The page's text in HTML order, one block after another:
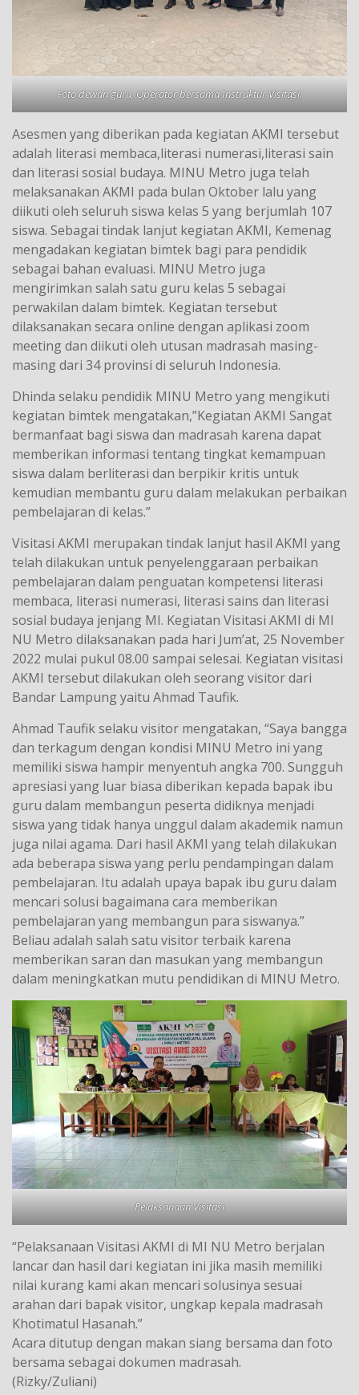
Foto dewan guru, Operator bersama Instruktur Visitasi.
Asesmen yang diberikan pada kegiatan AKMI tersebut
adalah literasi membaca,literasi numerasi,literasi sain
dan literasi sosial budaya. MINU Metro juga telah
melaksanakan AKMI pada bulan Oktober lalu yang
diikuti oleh seluruh siswa kelas 5 yang berjumlah 107
siswa. Sebagai tindak lanjut kegiatan AKMI, Kemenag
mengadakan kegiatan bimtek bagi para pendidik
sebagai bahan evaluasi. MINU Metro juga
mengirimkan salah satu guru kelas 5 sebagai
perwakilan dalam bimtek. Kegiatan tersebut
dilaksanakan secara online dengan aplikasi zoom
meeting dan diikuti oleh utusan madrasah masing-
masing dari 34 provinsi di seluruh Indonesia.
Dhinda selaku pendidik MINU Metro yang mengikuti
kegiatan bimtek mengatakan,”Kegiatan AKMI Sangat
bermanfaat bagi siswa dan madrasah karena dapat
memberikan informasi tentang tingkat kemampuan
siswa dalam berliterasi dan berpikir kritis untuk
kemudian membantu guru dalam melakukan perbaikan
pembelajaran di kelas.”
Visitasi AKMI merupakan tindak lanjut hasil AKMI yang
telah dilakukan untuk penyelenggaraan perbaikan
pembelajaran dalam penguatan kompetensi literasi
membaca, literasi numerasi, literasi sains dan literasi
sosial budaya jenjang MI. Kegiatan Visitasi AKMI di MI
NU Metro dilaksanakan pada hari Jum’at, 25 November
2022 mulai pukul 08.00 sampai selesai. Kegiatan visitasi
AKMI tersebut dilakukan oleh seorang visitor dari
Bandar Lampung yaitu Ahmad Taufik.
Ahmad Taufik selaku visitor mengatakan, “Saya bangga
dan terkagum dengan kondisi MINU Metro ini yang
memiliki siswa hampir menyentuh angka 700. Sungguh
apresiasi yang luar biasa diberikan kepada bapak ibu
guru dalam membangun peserta didiknya menjadi
siswa yang tidak hanya unggul dalam akademik namun
juga nilai agama. Dari hasil AKMI yang telah dilakukan
ada beberapa siswa yang perlu pendampingan dalam
pembelajaran. Itu adalah upaya bapak ibu guru dalam
mencari solusi bagaimana cara memberikan
pembelajaran yang membangun para siswanya.”
Beliau adalah salah satu visitor terbaik karena
memberikan saran dan masukan yang membangun
dalam meningkatkan mutu pendidikan di MINU Metro.
Pelaksanaan Visitasi
“Pelaksanaan Visitasi AKMI di MI NU Metro berjalan
lancar dan hasil dari kegiatan ini jika masih memiliki
nilai kurang kami akan mencari solusinya sesuai
arahan dari bapak visitor, ungkap kepala madrasah
Khotimatul Hasanah.”
Acara ditutup dengan makan siang bersama dan foto
bersama sebagai dokumen madrasah.
(Rizky/Zuliani)